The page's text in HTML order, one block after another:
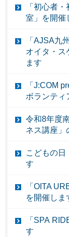
「初心者
室」を開催
「AJSA九
オイタ・ス
ます
「J:COM
ボランティ
令和8年度
ネス講座」
こどもの日
す
「OITA
を開催しま
「SPA
す